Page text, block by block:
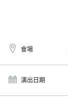
會場
演出日期